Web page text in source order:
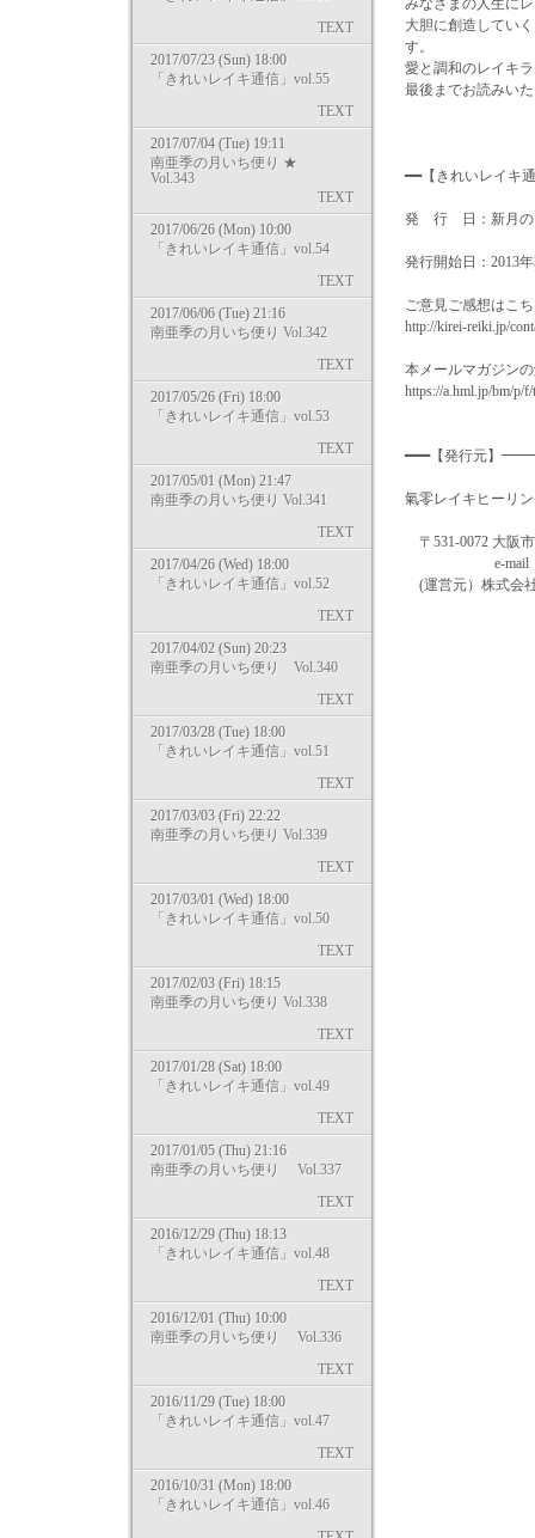
TEXT
2017/07/23 (Sun) 18:00
「きれいレイキ通信」vol.55
TEXT
2017/07/04 (Tue) 19:11
南亜季の月いち便り ★
Vol.343
TEXT
2017/06/26 (Mon) 10:00
「きれいレイキ通信」vol.54
TEXT
2017/06/06 (Tue) 21:16
南亜季の月いち便り Vol.342
TEXT
2017/05/26 (Fri) 18:00
「きれいレイキ通信」vol.53
TEXT
2017/05/01 (Mon) 21:47
南亜季の月いち便り Vol.341
TEXT
2017/04/26 (Wed) 18:00
「きれいレイキ通信」vol.52
TEXT
2017/04/02 (Sun) 20:23
南亜季の月いち便り Vol.340
TEXT
2017/03/28 (Tue) 18:00
「きれいレイキ通信」vol.51
TEXT
2017/03/03 (Fri) 22:22
南亜季の月いち便り Vol.339
TEXT
2017/03/01 (Wed) 18:00
「きれいレイキ通信」vol.50
TEXT
2017/02/03 (Fri) 18:15
南亜季の月いち便り Vol.338
TEXT
2017/01/28 (Sat) 18:00
「きれいレイキ通信」vol.49
TEXT
2017/01/05 (Thu) 21:16
南亜季の月いち便り Vol.337
TEXT
2016/12/29 (Thu) 18:13
「きれいレイキ通信」vol.48
TEXT
2016/12/01 (Thu) 10:00
南亜季の月いち便り Vol.336
TEXT
2016/11/29 (Tue) 18:00
「きれいレイキ通信」vol.47
TEXT
2016/10/31 (Mon) 18:00
「きれいレイキ通信」vol.46
みなさまの人生に
大胆に創造してい
す。
愛と調和のレイキ
最後までお読みい
━━【きれいレ
発 行 日：新月の
発行開始日：2013
ご意見ご感想はこ
http://kirei-reiki.jp/
本メールマガジン
https://a.hml.jp/bm/p/
━━━【発行元
氣零レイキヒーリ
〒531-0072 大阪
e-mail：
(運営元）株式会